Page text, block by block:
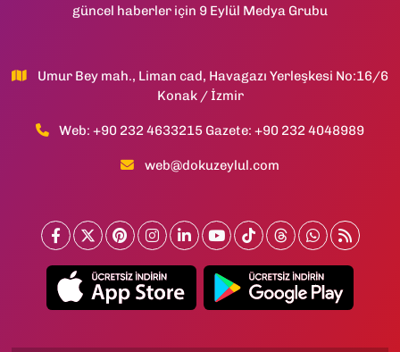
güncel haberler için 9 Eylül Medya Grubu
Umur Bey mah., Liman cad, Havagazı Yerleşkesi No:16/6
Konak / İzmir
Web: +90 232 4633215 Gazete: +90 232 4048989
web@dokuzeylul.com